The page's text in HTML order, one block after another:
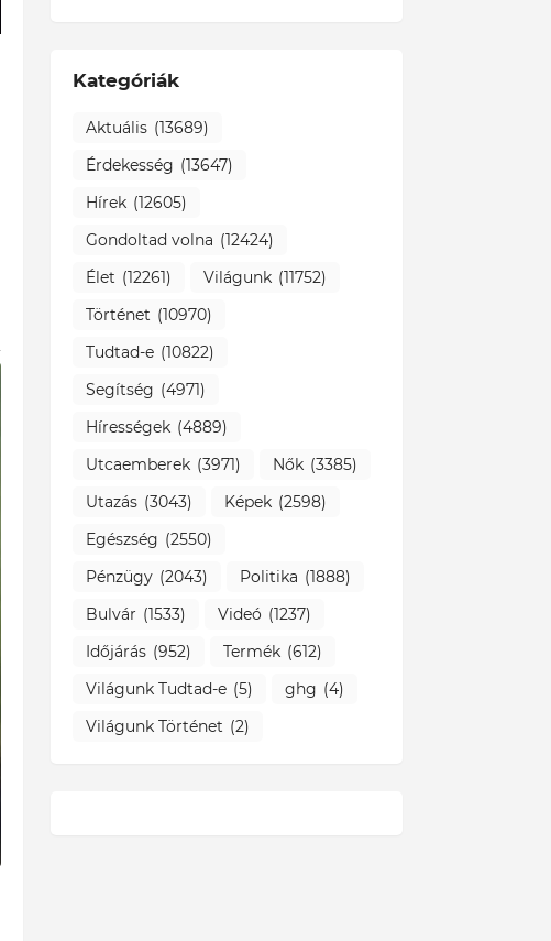
Kategóriák
Aktuális (13689)
Érdekesség (13647)
Hírek (12605)
Gondoltad volna (12424)
Élet (12261) Világunk (11752)
Történet (10970)
Tudtad-e (10822)
Segítség (4971)
Hírességek (4889)
Utcaemberek (3971) Nők (3385)
Utazás (3043) Képek (2598)
Egészség (2550)
Pénzügy (2043) Politika (1888)
Bulvár (1533) Videó (1237)
Időjárás (952) Termék (612)
Világunk Tudtad-e (5) ghg (4)
Világunk Történet (2)